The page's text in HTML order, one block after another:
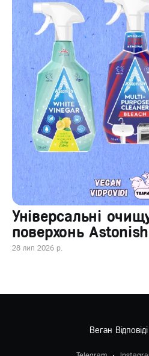
Універсальні
поверхонь Astonish
28 лип 2026 р.
Веган Відповіді